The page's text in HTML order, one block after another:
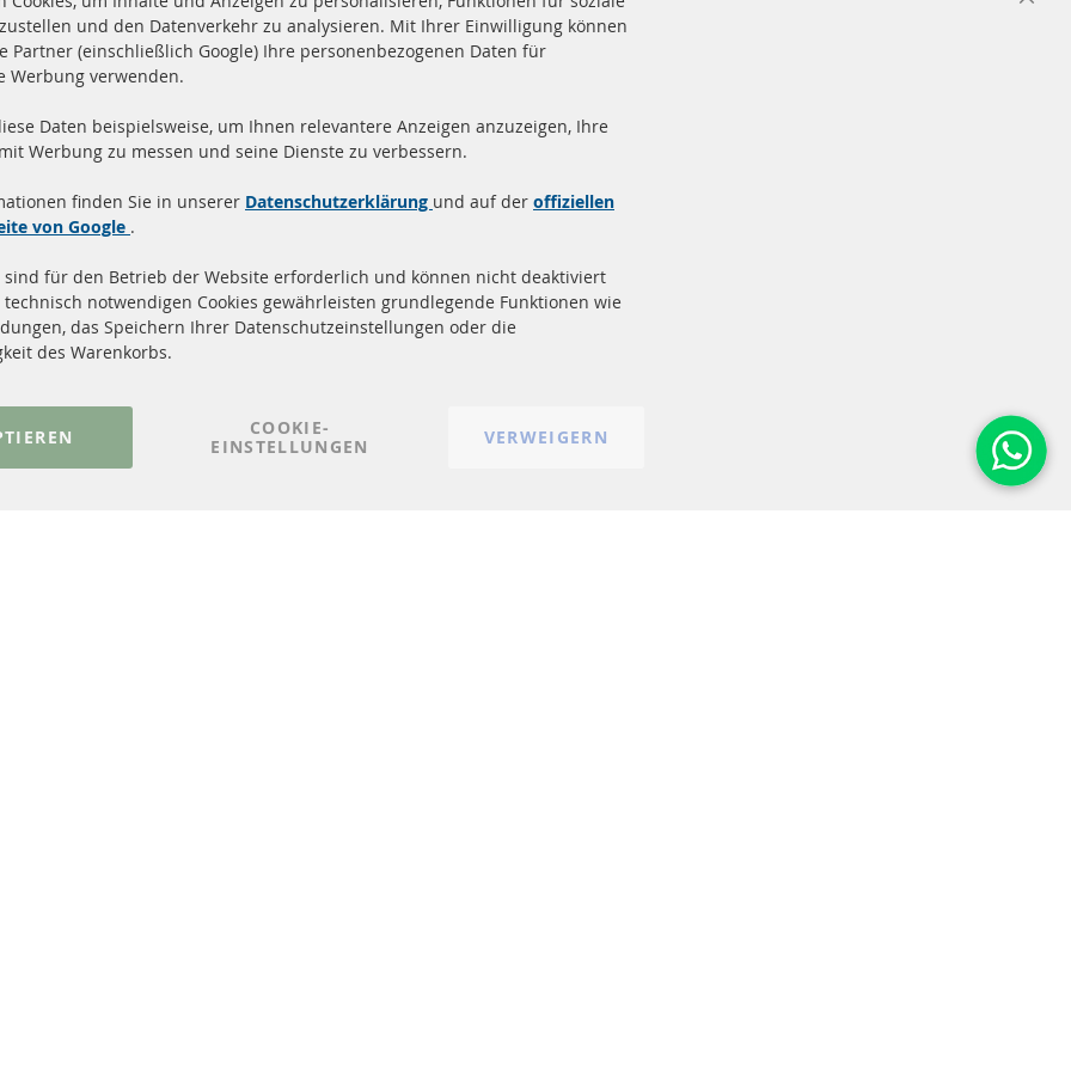
innerhalb 24 Stunden
auf Lager
Alle Teile zertifiziert und
homologiert mit e-Prüfzeichen
Quick Links
Dieselpartikelfilter (DPF)
Dieselpartikelfilter Reinigung
Katalysator (KAT)
Über uns
Zahlungsarten
Versandkosten
Close
und den Datenverkehr zu analysieren. Mit Ihrer Einwilligung können
Partner (einschließlich Google) Ihre personenbezogenen Daten für
Werbung verwenden.
Daten beispielsweise, um Ihnen relevantere Anzeigen anzuzeigen, Ihre
Werbung zu messen und seine Dienste zu verbessern.
finden Sie in unserer Datenschutzerklärung und auf der offiziellen
von Google .
sind für den Betrieb der Website erforderlich und können nicht deaktiviert
notwendigen Cookies gewährleisten grundlegende Funktionen wie
das Speichern Ihrer Datenschutzeinstellungen oder die
des Warenkorbs.
COOKIE-
EINSTELLUNGEN
VERWEIGERN